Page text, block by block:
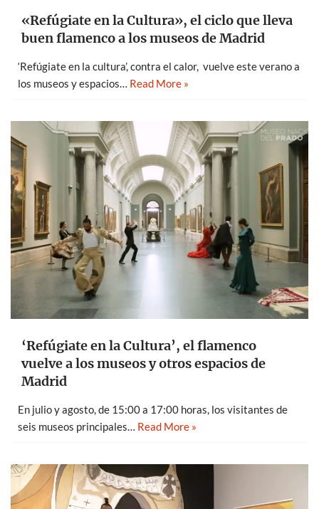
«Refúgiate en la Cultura», el ciclo que lleva
buen flamenco a los museos de Madrid
‘Refúgiate en la cultura’, contra el calor, vuelve este verano a
los museos y espacios… Read More »
‘Refúgiate en la Cultura’, el flamenco
vuelve a los museos y otros espacios de
Madrid
En julio y agosto, de 15:00 a 17:00 horas, los visitantes de
seis museos principales… Read More »